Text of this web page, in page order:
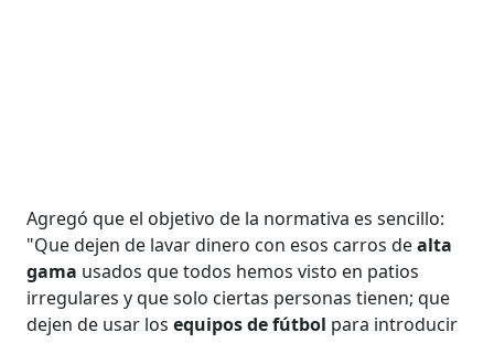
Agregó que el objetivo de la normativa es sencillo:
"Que dejen de lavar dinero con esos carros dealta
gama usados que todos hemos visto en patios
irregulares y que solo ciertas personas tienen; que
dejen de usar losequipos de fútbol para introducir